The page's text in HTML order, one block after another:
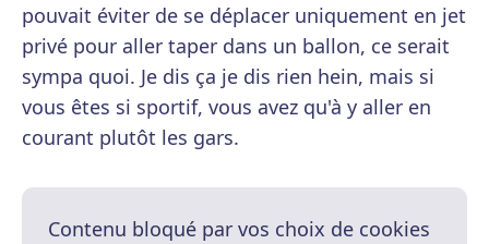
pouvait éviter de se déplacer uniquement en jet
privé pour aller taper dans un ballon, ce serait
sympa quoi. Je dis ça je dis rien hein, mais si
vous êtes si sportif, vous avez qu'à y aller en
courant plutôt les gars.
Contenu bloqué par vos choix de cookies